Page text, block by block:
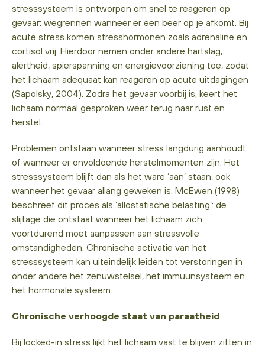
stresssysteem is ontworpen om snel te reageren op
gevaar: wegrennen wanneer er een beer op je afkomt. Bij
acute stress komen stresshormonen zoals adrenaline en
cortisol vrij. Hierdoor nemen onder andere hartslag,
alertheid, spierspanning en energievoorziening toe, zodat
het lichaam adequaat kan reageren op acute uitdagingen
(Sapolsky, 2004). Zodra het gevaar voorbij is, keert het
lichaam normaal gesproken weer terug naar rust en
herstel.
Problemen ontstaan wanneer stress langdurig aanhoudt
of wanneer er onvoldoende herstelmomenten zijn. Het
stresssysteem blijft dan als het ware ‘aan’ staan, ook
wanneer het gevaar allang geweken is. McEwen (1998)
beschreef dit proces als ‘allostatische belasting’: de
slijtage die ontstaat wanneer het lichaam zich
voortdurend moet aanpassen aan stressvolle
omstandigheden. Chronische activatie van het
stresssysteem kan uiteindelijk leiden tot verstoringen in
onder andere het zenuwstelsel, het immuunsysteem en
het hormonale systeem.
Chronische verhoogde staat van paraatheid
Bij locked-in stress lijkt het lichaam vast te blijven zitten in